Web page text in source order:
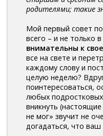
родителями; такие
Мой первый совет
всего – и не только
внимательны к
все на свете и
каждому слову и
целую неделю?
поинтересоваться,
любых
вникнуть
не мог» звучит не
догадаться, что ваш